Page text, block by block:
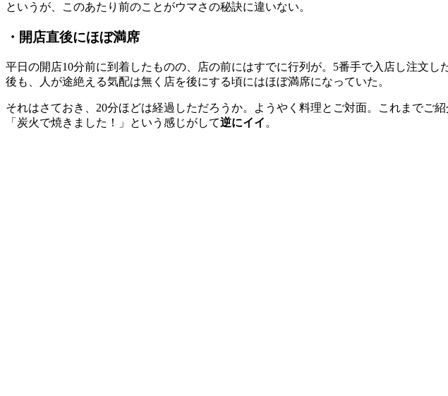
というが、このあたり前のことがウマさの秘訣に違いない。
・開店直後にほぼ満席
平日の開店10分前に到着したものの、店の前にはすでに行列が。5番手で入店し注文し
後も、人が途絶える気配は無く店を後にする頃にはほぼ満席になっていた。
それはさておき、20分ほどは経過しただろうか。ようやく料理とご対面。これまでご
「炭火で焼きました！」という感じがして逆にイイ 。